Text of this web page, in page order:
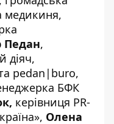
медикиня,
Педан,
діяч,
pedan|buro,
БФК
керівниця PR-
Олена